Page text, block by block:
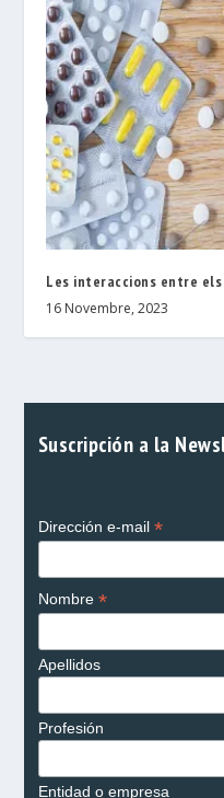
Les interaccions entre
16 Novembre, 2023
Suscripción a la
Dirección e-mail *
Nombre *
Apellidos
Profesión
Entidad o empresa